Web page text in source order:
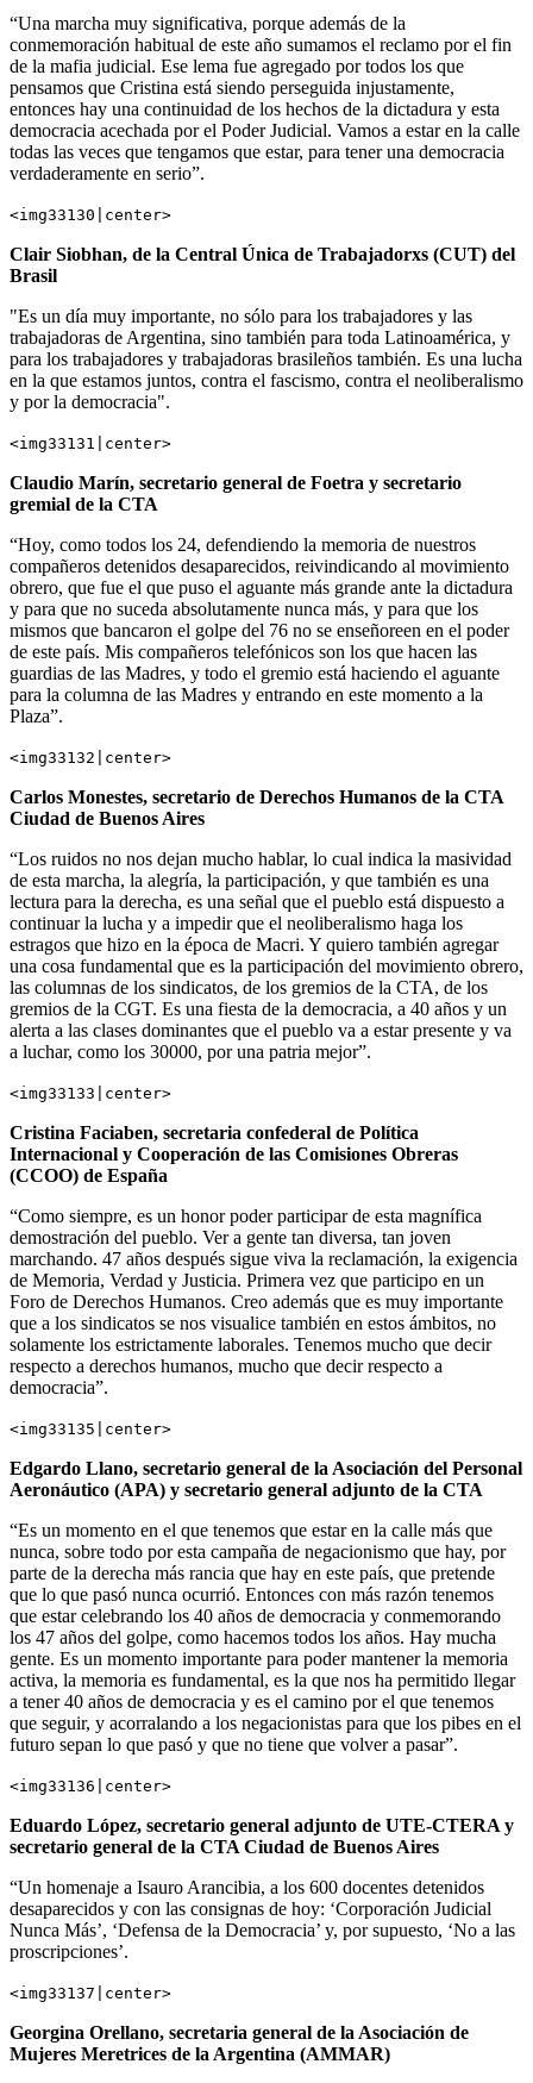
“Una marcha muy significativa, porque además de la
conmemoración habitual de este año sumamos el reclamo por el fin
de la mafia judicial. Ese lema fue agregado por todos los que
pensamos que Cristina está siendo perseguida injustamente,
entonces hay una continuidad de los hechos de la dictadura y esta
democracia acechada por el Poder Judicial. Vamos a estar en la calle
todas las veces que tengamos que estar, para tener una democracia
verdaderamente en serio”.
<img33130|center>
Clair Siobhan, de la Central Única de Trabajadorxs (CUT) del
Brasil
"Es un día muy importante, no sólo para los trabajadores y las
trabajadoras de Argentina, sino también para toda Latinoamérica, y
para los trabajadores y trabajadoras brasileños también. Es una lucha
en la que estamos juntos, contra el fascismo, contra el neoliberalismo
y por la democracia".
<img33131|center>
Claudio Marín, secretario general de Foetra y secretario
gremial de la CTA
“Hoy, como todos los 24, defendiendo la memoria de nuestros
compañeros detenidos desaparecidos, reivindicando al movimiento
obrero, que fue el que puso el aguante más grande ante la dictadura
y para que no suceda absolutamente nunca más, y para que los
mismos que bancaron el golpe del 76 no se enseñoreen en el poder
de este país. Mis compañeros telefónicos son los que hacen las
guardias de las Madres, y todo el gremio está haciendo el aguante
para la columna de las Madres y entrando en este momento a la
Plaza”.
<img33132|center>
Carlos Monestes, secretario de Derechos Humanos de la CTA
Ciudad de Buenos Aires
“Los ruidos no nos dejan mucho hablar, lo cual indica la masividad
de esta marcha, la alegría, la participación, y que también es una
lectura para la derecha, es una señal que el pueblo está dispuesto a
continuar la lucha y a impedir que el neoliberalismo haga los
estragos que hizo en la época de Macri. Y quiero también agregar
una cosa fundamental que es la participación del movimiento obrero,
las columnas de los sindicatos, de los gremios de la CTA, de los
gremios de la CGT. Es una fiesta de la democracia, a 40 años y un
alerta a las clases dominantes que el pueblo va a estar presente y va
a luchar, como los 30000, por una patria mejor”.
<img33133|center>
Cristina Faciaben, secretaria confederal de Política
Internacional y Cooperación de las Comisiones Obreras
(CCOO) de España
“Como siempre, es un honor poder participar de esta magnífica
demostración del pueblo. Ver a gente tan diversa, tan joven
marchando. 47 años después sigue viva la reclamación, la exigencia
de Memoria, Verdad y Justicia. Primera vez que participo en un
Foro de Derechos Humanos. Creo además que es muy importante
que a los sindicatos se nos visualice también en estos ámbitos, no
solamente los estrictamente laborales. Tenemos mucho que decir
respecto a derechos humanos, mucho que decir respecto a
democracia”.
<img33135|center>
Edgardo Llano, secretario general de la Asociación del Personal
Aeronáutico (APA) y secretario general adjunto de la CTA
“Es un momento en el que tenemos que estar en la calle más que
nunca, sobre todo por esta campaña de negacionismo que hay, por
parte de la derecha más rancia que hay en este país, que pretende
que lo que pasó nunca ocurrió. Entonces con más razón tenemos
que estar celebrando los 40 años de democracia y conmemorando
los 47 años del golpe, como hacemos todos los años. Hay mucha
gente. Es un momento importante para poder mantener la memoria
activa, la memoria es fundamental, es la que nos ha permitido llegar
a tener 40 años de democracia y es el camino por el que tenemos
que seguir, y acorralando a los negacionistas para que los pibes en el
futuro sepan lo que pasó y que no tiene que volver a pasar”.
<img33136|center>
Eduardo López, secretario general adjunto de UTE-CTERA y
secretario general de la CTA Ciudad de Buenos Aires
“Un homenaje a Isauro Arancibia, a los 600 docentes detenidos
desaparecidos y con las consignas de hoy: ‘Corporación Judicial
Nunca Más’, ‘Defensa de la Democracia’ y, por supuesto, ‘No a las
proscripciones’.
<img33137|center>
Georgina Orellano, secretaria general de la Asociación de
Mujeres Meretrices de la Argentina (AMMAR)